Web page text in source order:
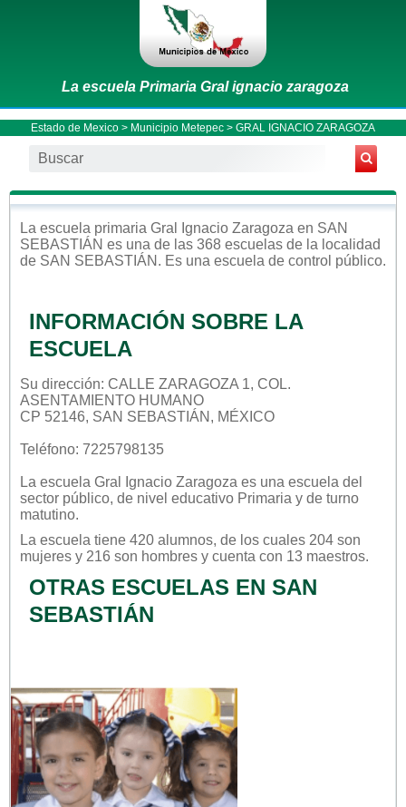
La escuela Primaria Gral ignacio zaragoza
Estado de Mexico > Municipio Metepec > GRAL IGNACIO ZARAGOZA
La escuela primaria Gral Ignacio Zaragoza en SAN
SEBASTIÁN es una de las 368 escuelas de la localidad
de SAN SEBASTIÁN . Es una escuela de control público.
INFORMACIÓN SOBRE LA
ESCUELA
Su dirección: CALLE ZARAGOZA 1, COL.
ASENTAMIENTO HUMANO
CP 52146, SAN SEBASTIÁN, MÉXICO
Teléfono: 7225798135
La escuela Gral Ignacio Zaragoza es una escuela del
sector público, de nivel educativo Primaria y de turno
matutino.
La escuela tiene 420 alumnos, de los cuales 204 son
mujeres y 216 son hombres y cuenta con 13 maestros.
OTRAS ESCUELAS EN SAN
SEBASTIÁN